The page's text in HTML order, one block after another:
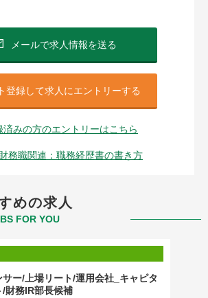
メールで求人情報を送る
登録して求人にエントリーする
済みの方のエントリーはこちら
務職関連：職務経歴書の書き方
めの求人
FOR YOU
ー/上場リート/運用会社_キャピタ
/財務IR部長候補